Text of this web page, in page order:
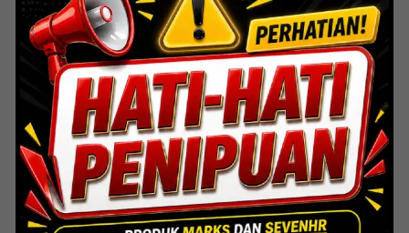
Mayapada Kuningan Jakarta
Lihat Detail Proyek